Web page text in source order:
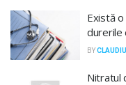
Există
durerile
BY
Nitratul